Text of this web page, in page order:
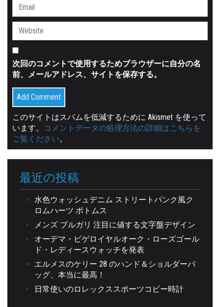
次回のコメントで使用するためブラウザーに自分の名
前、メールアドレス、サイトを保存する。
このサイトはスパムを低減するために Akismet を使って
います。
コメントデータの処理方法の詳細はこちらを
ご覧ください。
最近の投稿
水色ウォッシュデニム ストリートパンク風ク
ロムハーツ ボトムス
メンズ ブルガリ 注目に値する文字盤デザイン
オーデマ・ピゲロイヤルオーク・ローズゴール
ド・レディースウォッチを発表
エルメスのケリー 28 のハンド＆ショルダーバ
ッグ、本当に最高！
日常使いのロレックススポーツコピー時計